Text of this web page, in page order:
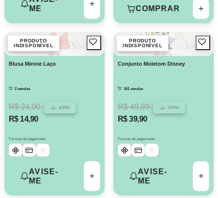
ME
+ COMPRAR +
PRODUTO
INDISPONÍVEL
Blusa Minnie Laço
2 vendas
R$ 24,90 40%
R$ 14,90
Formas de pagamento
AVISE-
ME
+
PRODUTO
INDISPONÍVEL
Conjunto Moletom Disney
161 vendas
R$ 49,99 20%
R$ 39,90
Formas de pagamento
AVISE-
ME
+